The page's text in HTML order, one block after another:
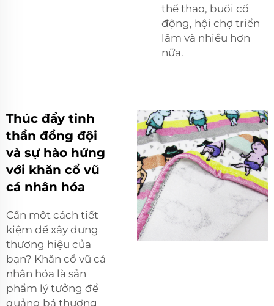
thể thao, buổi cổ
động, hội chợ triển
lãm và nhiều hơn
nữa.
Thúc đẩy tinh
thần đồng đội
và sự hào hứng
với khăn cổ vũ
cá nhân hóa
Cần một cách tiết
kiệm để xây dựng
thương hiệu của
bạn? Khăn cổ vũ cá
nhân hóa là sản
phẩm lý tưởng để
quảng bá thương